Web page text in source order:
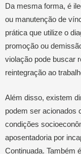
Da mesma forma, é
ou manutenção de
prática que utilize o
promoção ou
violação pode buscar
reintegração ao
Além disso, existem
podem ser acionados
condições
aposentadoria por
Continuada. Também